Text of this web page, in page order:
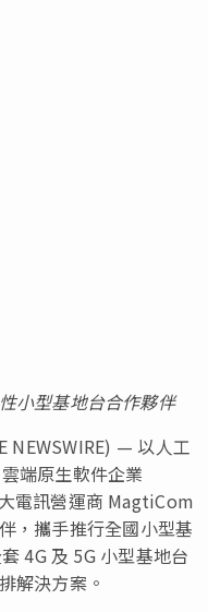
小型基地台合作夥伴
NEWSWIRE) — 以人工
端原生軟件企業
電訊營運商 MagtiCom
，攜手推行全國小型基
4G 及 5G 小型基地台
解決方案。